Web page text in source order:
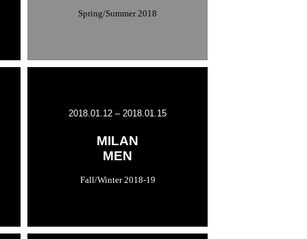
Spring/Summer 2018
2018.01.12 – 2018.01.15
MILAN
MEN
Fall/Winter 2018-19